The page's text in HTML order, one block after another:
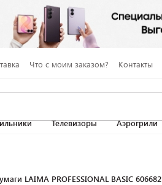
Что с моим заказом? Контакты
Телевизоры Аэрогрили
LAIMA PROFESSIONAL BASIC 606682